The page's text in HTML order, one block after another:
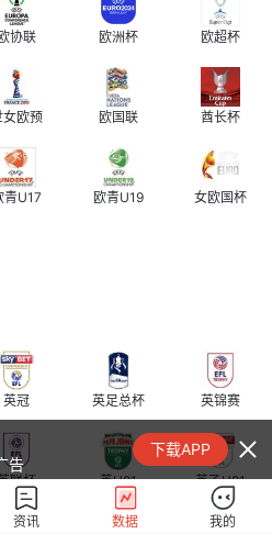
协联 欧洲杯 欧超杯
女欧预 欧国联 酋长杯
青U17 欧青U19 女欧国杯
英冠 英足总杯 英锦赛
联杯 英U21 英乙U21
告
下载APP
资讯 数据 我的